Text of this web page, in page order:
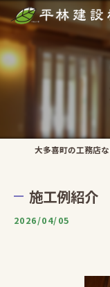
施工例紹介
2026/04/05